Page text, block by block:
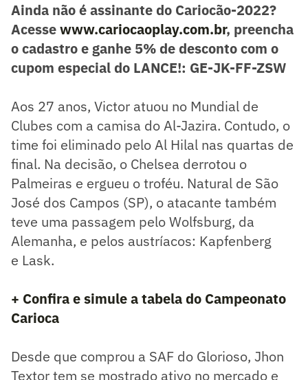
Ainda não é assinante do Cariocão-2022?
Acessewww.cariocaoplay.com.br, preencha
o cadastro e ganhe 5% de desconto com o
cupom especial do LANCE!: GE-JK-FF-ZSW
Aos 27 anos, Victor atuou no Mundial de
Clubes com a camisa do Al-Jazira. Contudo, o
time foi eliminado pelo Al Hilal nas quartas de
final. Na decisão, o Chelsea derrotou o
Palmeiras e ergueu o troféu. Natural de São
José dos Campos (SP), o atacante também
teve uma passagem pelo Wolfsburg, da
Alemanha, e pelos austríacos: Kapfenberg
e Lask.
+ Confira e simule a tabela do Campeonato
Carioca
Desde que comprou a SAF do Glorioso, Jhon
Textor tem se mostrado ativo no mercado e